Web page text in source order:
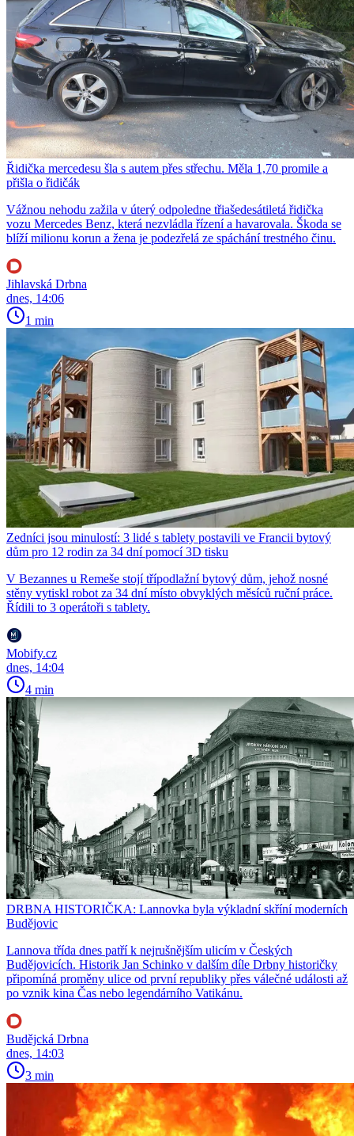
Řidička mercedesu šla s autem přes střechu. Měla 1,70 promile a
přišla o řidičák
Vážnou nehodu zažila v úterý odpoledne třiašedesátiletá řidička
vozu Mercedes Benz, která nezvládla řízení a havarovala. Škoda se
blíží milionu korun a žena je podezřelá ze spáchání trestného činu.
Jihlavská Drbna
dnes, 14:06
1 min
Zedníci jsou minulostí: 3 lidé s tablety postavili ve Francii bytový
dům pro 12 rodin za 34 dní pomocí 3D tisku
V Bezannes u Remeše stojí třípodlažní bytový dům, jehož nosné
stěny vytiskl robot za 34 dní místo obvyklých měsíců ruční práce.
Řídili to 3 operátoři s tablety.
Mobify.cz
dnes, 14:04
4 min
DRBNA HISTORIČKA: Lannovka byla výkladní skříní moderních
Budějovic
Lannova třída dnes patří k nejrušnějším ulicím v Českých
Budějovicích. Historik Jan Schinko v dalším díle Drbny historičky
připomíná proměny ulice od první republiky přes válečné události až
po vznik kina Čas nebo legendárního Vatikánu.
Budějcká Drbna
dnes, 14:03
3 min